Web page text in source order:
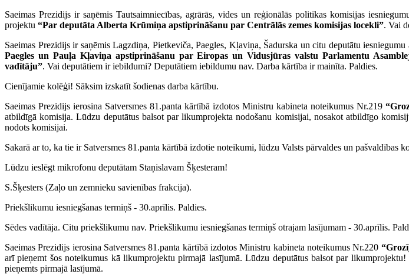
Saeimas Prezidijs ir saņēmis Tautsaimniecības, agrārās, vides un reģionālās politikas komisijas
projektu “Par deputāta Alberta Krūmiņa apstiprināšanu par Centrālās zemes komisijas locekli”. Vai
Saeimas Prezidijs ir saņēmis Lagzdiņa, Pietkeviča, Paegles, Kļaviņa, Šadurska un citu deputātu
Paegles un Pauļa Kļaviņa apstiprināšanu par Eiropas un Vidusjūras valstu Parlamentu
vadītāju”. Vai deputātiem ir iebildumi? Deputātiem iebildumu nav. Darba kārtība ir mainīta. Paldies.
Cienījamie kolēģi! Sāksim izskatīt šodienas darba kārtību.
Saeimas Prezidijs ierosina Satversmes 81.panta kārtībā izdotos Ministru kabineta noteikumus Nr.219
atbildīgā komisija. Lūdzu deputātus balsot par likumprojekta nodošanu komisijai, nosakot atbildīgo
nodots komisijai.
Sakarā ar to, ka tie ir Satversmes 81.panta kārtībā izdotie noteikumi, lūdzu Valsts pārvaldes un
Lūdzu ieslēgt mikrofonu deputātam Staņislavam Šķesteram!
S.Šķesters (Zaļo un zemnieku savienības frakcija).
Priekšlikumu iesniegšanas termiņš - 30.aprīlis. Paldies.
Sēdes vadītāja. Citu priekšlikumu nav. Priekšlikumu iesniegšanas termiņš otrajam lasījumam - 30.aprīlis.
Saeimas Prezidijs ierosina Satversmes 81.panta kārtībā izdotos Ministru kabineta noteikumus Nr.220
arī pieņemt šos noteikumus kā likumprojektu pirmajā lasījumā. Lūdzu deputātus balsot par
pieņemts pirmajā lasījumā.